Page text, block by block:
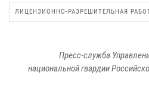
ЛИЦЕНЗИОННО-РАЗРЕШИТЕЛЬНАЯ
Пресс-служба
национальной гвардии